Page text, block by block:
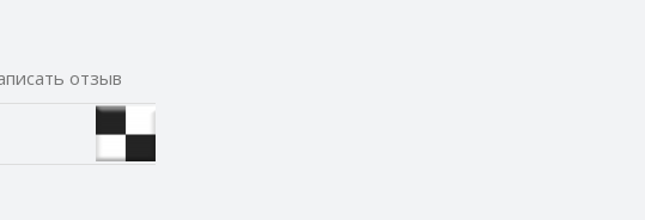
отзыв